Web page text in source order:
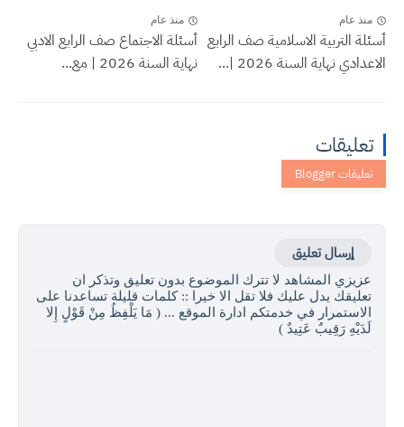
منذ عام
أسئلة التربية الاسلامية صف الرابع
الاعدادي نهاية السنة 2026 |...
منذ عام
أسئلة الاجتماع صف الرابع الادبي
نهاية السنة 2026 | مع...
تعليقات
إرسال تعليق
عزيزي المشاهد لا تترك الموضوع بدون تعليق وتذكر ان
تعليقك يدل عليك فلا تقل الا خيرا :: كلمات قليلة تساعدنا على
الاستمرار في خدمتكم ادارة الموقع ... ( مَا يَلْفِظُ مِنْ قَوْلٍ إِلا
لَدَيْهِ رَقِيبٌ عَتِيدٌ )